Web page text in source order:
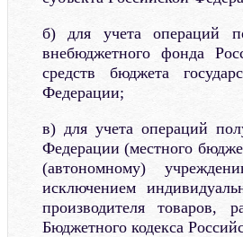
б) для учета операций
внебюджетного фонда
средств бюджета
Федерации;
в) для учета операций
Федерации (местного
(автономному)
исключением
производителя товаров,
Бюджетного кодекса